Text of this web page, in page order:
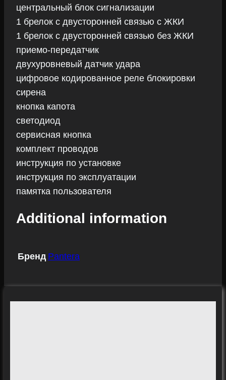
центральный блок сигнализации
1 брелок с двусторонней связью с ЖКИ
1 брелок с двусторонней связью без ЖКИ
приемо-передатчик
двухуровневый датчик удара
цифровое кодированное реле блокировки
сирена
кнопка капота
светодиод
сервисная кнопка
комплект проводов
инструкция по установке
инструкция по эксплуатации
памятка пользователя
Additional information
Бренд Pantera